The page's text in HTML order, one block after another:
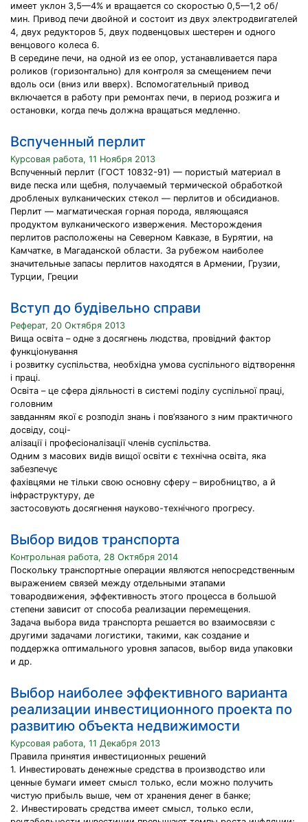
имеет уклон 3,5—4% и вращается со скоростью 0,5—1,2 об/
мин. Привод печи двойной и состоит из двух электродвигателей
4, двух редукторов 5, двух подвенцовых шестерен и одного
венцового колеса 6.
В середине печи, на одной из ее опор, устанавливается пара
роликов (горизонтально) для контроля за смещением печи
вдоль оси (вниз или вверх). Вспомогательный привод
включается в работу при ремонтах печи, в период розжига и
остановки, когда печь должна вращаться медленно.
Вспученный перлит
Курсовая работа, 11 Ноября 2013
Вспученный перлит (ГОСТ 10832-91) — пористый материал в
виде песка или щебня, получаемый термической обработкой
дробленых вулканических стекол — перлитов и обсидианов.
Перлит — магматическая горная порода, являющаяся
продуктом вулканического извержения. Месторождения
перлитов расположены на Северном Кавказе, в Бурятии, на
Камчатке, в Магаданской области. За рубежом наиболее
значительные запасы перлитов находятся в Армении, Грузии,
Турции, Греции
Вступ до будівельно справи
Реферат, 20 Октября 2013
Вища освіта – одне з досягнень людства, провідний фактор
функціонування
і розвитку суспільства, необхідна умова суспільного відтворення
і праці.
Освіта – це сфера діяльності в системі поділу суспільної праці,
головним
завданням якої є розподіл знань і пов’язаного з ним практичного
досвіду, соці-
алізації і професіоналізації членів суспільства.
Одним з масових видів вищої освіти є технічна освіта, яка
забезпечує
фахівцями не тільки свою основну сферу – виробництво, а й
інфраструктуру, де
застосовують досягнення науково-технічного прогресу.
Выбор видов транспорта
Контрольная работа, 28 Октября 2014
Поскольку транспортные операции являются непосредственным
выражением связей между отдельными этапами
товародвижения, эффективность этого процесса в большой
степени зависит от способа реализации перемещения.
Задача выбора вида транспорта решается во взаимосвязи с
другими задачами логистики, такими, как создание и
поддержка оптимального уровня запасов, выбор вида упаковки
и др.
Выбор наиболее эффективного варианта
реализации инвестиционного проекта по
развитию объекта недвижимости
Курсовая работа, 11 Декабря 2013
Правила принятия инвестиционных решений
1. Инвестировать денежные средства в производство или
ценные бумаги имеет смысл только, если можно получить
чистую прибыль выше, чем от хранения денег в банке;
2. Инвестировать средства имеет смысл, только если,